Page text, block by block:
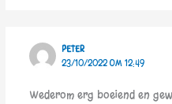
PETER
23/10/2022 OM 12:49
Wederom erg boeiend en